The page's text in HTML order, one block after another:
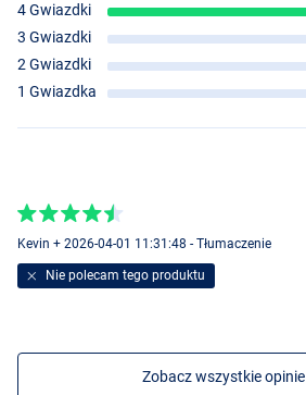
4 Gwiazdki
3 Gwiazdki
2 Gwiazdki
1 Gwiazdka
Kevin + 2026-04-01 11:31:48 - Tłumaczenie
Nie polecam tego produktu
Zobacz wszystkie opinie